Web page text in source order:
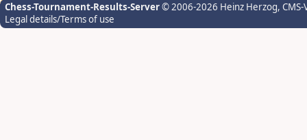
Chess-Tournament-Results-Server© 2006-2026 Heinz Herzog,
Legal details/Terms of use